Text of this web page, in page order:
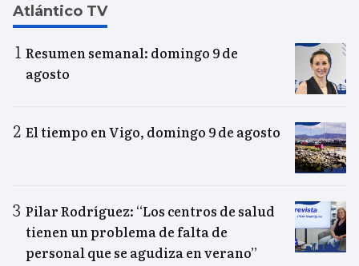
Atlántico TV
Resumen semanal: domingo 9 de
agosto
El tiempo en Vigo, domingo 9 de agosto
Pilar Rodríguez: “Los centros de salud
tienen un problema de falta de
personal que se agudiza en verano”